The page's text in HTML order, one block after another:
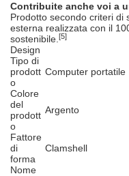
Contribuite anche voi a
Prodotto secondo criteri di
esterna realizzata con il
sostenibile. [5]
Design
Tipo di
prodott
o
Computer portatile
Colore
del
prodott
o
Argento
Fattore
di
forma
Clamshell
Nome